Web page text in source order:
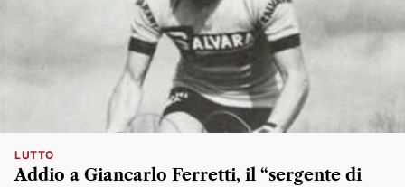
LUTTO
Addio a Giancarlo Ferretti, il “sergente di